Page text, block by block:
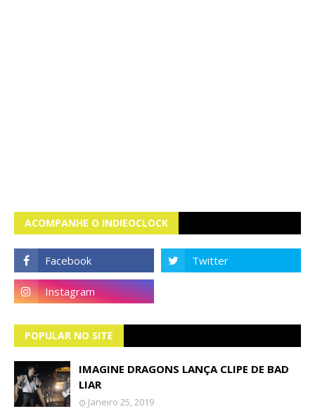
ACOMPANHE O INDIEOCLOCK
POPULAR NO SITE
IMAGINE DRAGONS LANÇA CLIPE DE BAD
LIAR
Janeiro 25, 2019